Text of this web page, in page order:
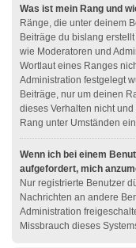
Was ist mein Rang und
Ränge, die unter deinem
Beiträge du bislang
wie Moderatoren und
Wortlaut eines Ranges
Administration festgelegt
Beiträge, nur um deinen
dieses Verhalten nicht
Rang unter Umständen
Wenn ich bei einem
aufgefordert, mich
Nur registrierte Benutzer
Nachrichten an andere
Administration
Missbrauch dieses